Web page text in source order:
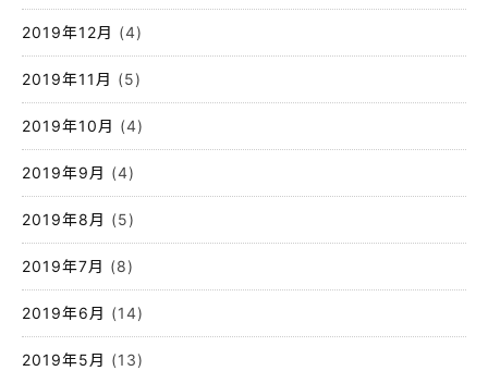
2019年12月 (4)
2019年11月 (5)
2019年10月 (4)
2019年9月 (4)
2019年8月 (5)
2019年7月 (8)
2019年6月 (14)
2019年5月 (13)